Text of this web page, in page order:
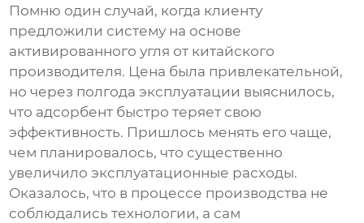
Помню один случай, когда клиенту
предложили систему на основе
активированного угля от китайского
производителя. Цена была привлекательной,
но через полгода эксплуатации выяснилось,
что адсорбент быстро теряет свою
эффективность. Пришлось менять его чаще,
чем планировалось, что существенно
увеличило эксплуатационные расходы.
Оказалось, что в процессе производства не
соблюдались технологии, а сам